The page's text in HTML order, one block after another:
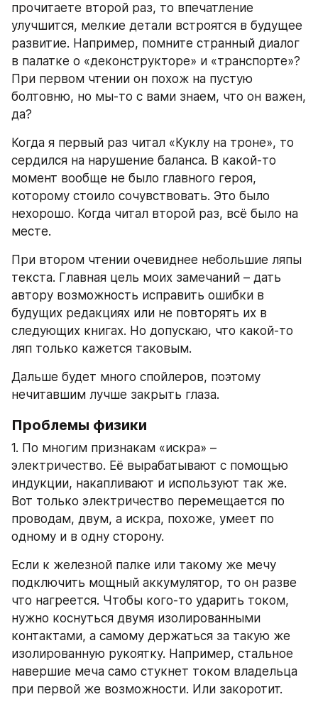
прочитаете второй раз, то впечатление
улучшится, мелкие детали встроятся в будущее
развитие. Например, помните странный диалог
в палатке о «деконструкторе» и «транспорте»?
При первом чтении он похож на пустую
болтовню, но мы-то с вами знаем, что он важен,
да?
Когда я первый раз читал «Куклу на троне», то
сердился на нарушение баланса. В какой-то
момент вообще не было главного героя,
которому стоило сочувствовать. Это было
нехорошо. Когда читал второй раз, всё было на
месте.
При втором чтении очевиднее небольшие ляпы
текста. Главная цель моих замечаний – дать
автору возможность исправить ошибки в
будущих редакциях или не повторять их в
следующих книгах. Но допускаю, что какой-то
ляп только кажется таковым.
Дальше будет много спойлеров, поэтому
нечитавшим лучше закрыть глаза.
Проблемы физики
1. По многим признакам «искра» –
электричество. Её вырабатывают с помощью
индукции, накапливают и используют так же.
Вот только электричество перемещается по
проводам, двум, а искра, похоже, умеет по
одному и в одну сторону.
Если к железной палке или такому же мечу
подключить мощный аккумулятор, то он разве
что нагреется. Чтобы кого-то ударить током,
нужно коснуться двумя изолированными
контактами, а самому держаться за такую же
изолированную рукоятку. Например, стальное
навершие меча само стукнет током владельца
при первой же возможности. Или закоротит.